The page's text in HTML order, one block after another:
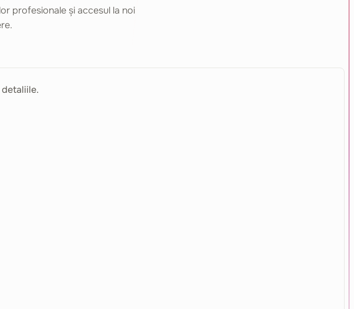
profesionale și accesul la noi